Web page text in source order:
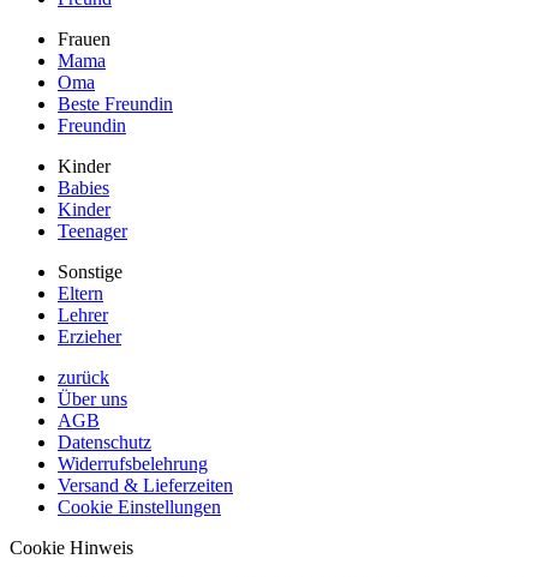
Frauen
Mama
Oma
Beste Freundin
Freundin
Kinder
Babies
Kinder
Teenager
Sonstige
Eltern
Lehrer
Erzieher
zurück
Über uns
AGB
Datenschutz
Widerrufsbelehrung
Versand & Lieferzeiten
Cookie Einstellungen
Cookie Hinweis